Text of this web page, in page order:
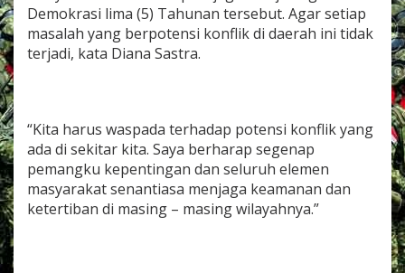
u
r
u
p
o
n
e
Demokrasi lima (5) Tahunan tersebut. Agar setiap
masalah yang berpotensi konflik di daerah ini tidak
terjadi, kata Diana Sastra.
“Kita harus waspada terhadap potensi konflik yang
ada di sekitar kita. Saya berharap segenap
pemangku kepentingan dan seluruh elemen
masyarakat senantiasa menjaga keamanan dan
ketertiban di masing – masing wilayahnya.”